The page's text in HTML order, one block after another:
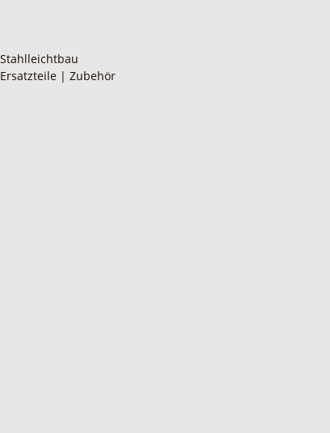
Stahlleichtbau
Ersatzteile | Zubehör